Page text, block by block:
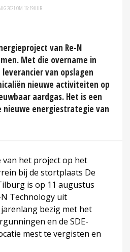
2021 OM 16:19UUR
van Re-N
Met die overname in
van opslagen
nieuwe activiteiten op
aardgas. Het is een
nieuwe energiestrategie van
van het project op het
bij de stortplaats De
is op 11 augustus
Technology uit
bezig met het
en de SDE-
mest te vergisten en